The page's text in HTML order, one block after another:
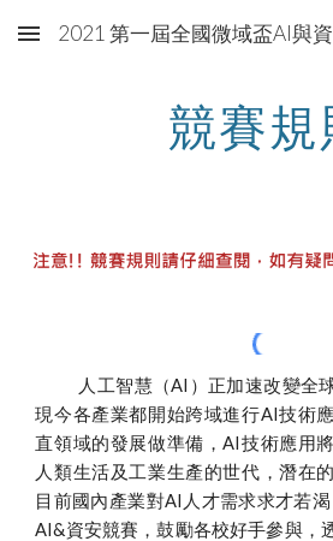
Skip to main content
2021 第一屆全國微域盃AI與
競賽規
人工智慧（AI）正加速改變全
現今各產業都開始跨域進行AI技術
直領域的發展做準備，AI技術應用
人類生活及工業生產的世代，潛在
目前國內產業對AI人才需求求才若
AI&資安競賽，鼓勵各校好手參與，